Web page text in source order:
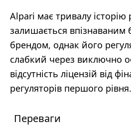
Alpari має тривалу історію
залишається впізнаваним
брендом, однак його
слабкий через виключно
відсутність ліцензій від
регуляторів першого рівня.
Переваги